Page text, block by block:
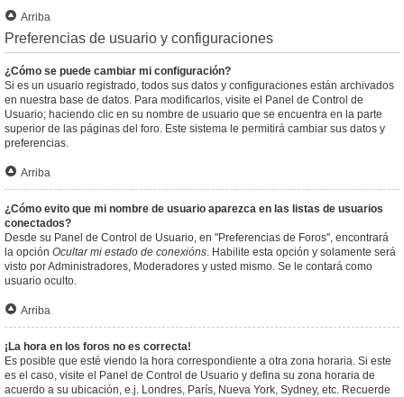
Arriba
Preferencias de usuario y configuraciones
¿Cómo se puede cambiar mi configuración?
Si es un usuario registrado, todos sus datos y configuraciones están archivados
en nuestra base de datos. Para modificarlos, visite el Panel de Control de
Usuario; haciendo clic en su nombre de usuario que se encuentra en la parte
superior de las páginas del foro. Este sistema le permitirá cambiar sus datos y
preferencias.
Arriba
¿Cómo evito que mi nombre de usuario aparezca en las listas de usuarios
conectados?
Desde su Panel de Control de Usuario, en "Preferencias de Foros", encontrará
la opción Ocultar mi estado de conexións. Habilite esta opción y solamente será
visto por Administradores, Moderadores y usted mismo. Se le contará como
usuario oculto.
Arriba
¡La hora en los foros no es correcta!
Es posible que esté viendo la hora correspondiente a otra zona horaria. Si este
es el caso, visite el Panel de Control de Usuario y defina su zona horaria de
acuerdo a su ubicación, e.j. Londres, París, Nueva York, Sydney, etc. Recuerde